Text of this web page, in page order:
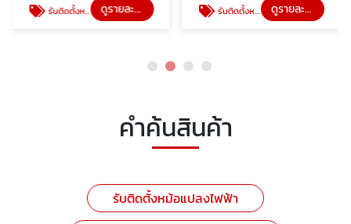
รับติดตั้งหม้อแปลงไฟฟ้าใกล้ฉัน ดูรายละเอียด รับติดตั้งหม้อแปลงไฟฟ้าแรงสูง ดูรายละเอียด
คำค้นสินค้า
รับติดตั้งหม้อแปลงไฟฟ้า